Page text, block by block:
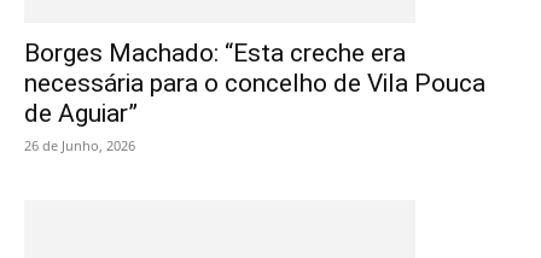
Borges Machado: “Esta creche era
necessária para o concelho de Vila Pouca
de Aguiar”
26 de Junho, 2026